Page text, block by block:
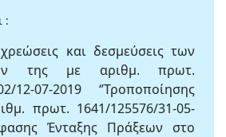
:
και δεσμεύσεις των
της με αριθμ. πρωτ.
12-07-2019 ‘’Τροποποίησης
πρωτ. 1641/125576/31-05-
Ένταξης Πράξεων στο